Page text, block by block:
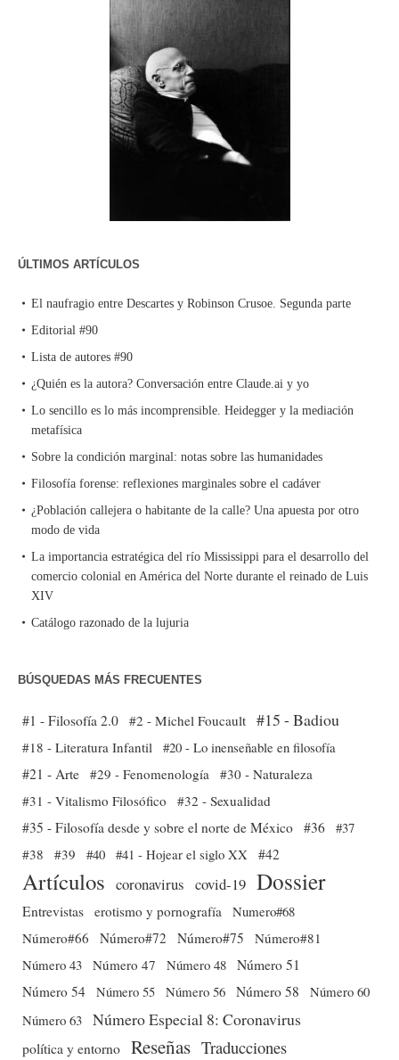
ÚLTIMOS ARTÍCULOS
El naufragio entre Descartes y Robinson Crusoe. Segunda parte
Editorial #90
Lista de autores #90
¿Quién es la autora? Conversación entre Claude.ai y yo
Lo sencillo es lo más incomprensible. Heidegger y la mediación
metafísica
Sobre la condición marginal: notas sobre las humanidades
Filosofía forense: reflexiones marginales sobre el cadáver
¿Población callejera o habitante de la calle? Una apuesta por otro
modo de vida
La importancia estratégica del río Mississippi para el desarrollo del
comercio colonial en América del Norte durante el reinado de Luis
XIV
Catálogo razonado de la lujuria
BÚSQUEDAS MÁS FRECUENTES
#1 - Filosofía 2.0 #2 - Michel Foucault #15 - Badiou
#18 - Literatura Infantil #20 - Lo inenseñable en filosofía
#21 - Arte #29 - Fenomenología
#30 - Naturaleza
#31 - Vitalismo Filosófico
#32 - Sexualidad
#35 - Filosofía desde y sobre el norte de México #36 #37
#38
#39 #40 #41 - Hojear el siglo XX #42
Artículos coronavirus covid-19 Dossier
Entrevistas erotismo y pornografía
Numero#68
Número#66
Número#72 Número#75
Número#81
Número 43 Número 47 Número 48 Número 51
Número 54 Número 55 Número 56 Número 58
Número 60
Número 63 Número Especial 8: Coronavirus
política y entorno Reseñas Traducciones